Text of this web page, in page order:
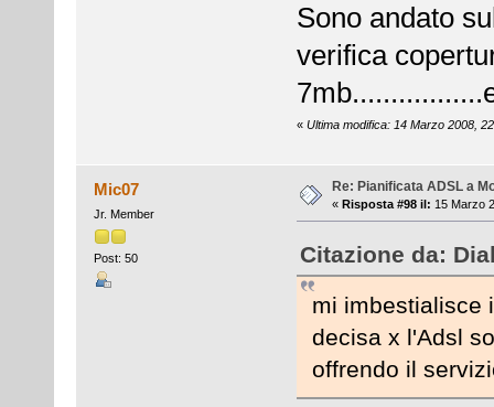
Sono andato
verifica
« Ultima modifica: 14 Marzo 2008,
Mic07
Jr. Member
Post: 50
Re: Pianificata ADSL a
« Risposta #98 il: 15 Marzo
Citazione da:
mi imbestialisce
decisa x l'Adsl
offrendo il